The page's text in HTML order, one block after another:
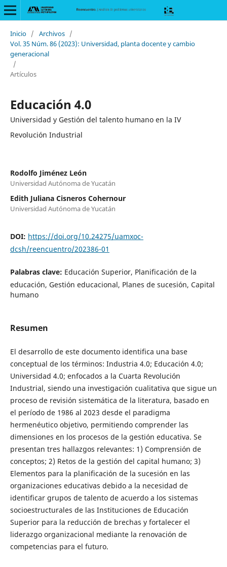
Inicio / Archivos /
Vol. 35 Núm. 86 (2023): Universidad, planta docente y cambio
generacional
/
Artículos
Educación 4.0
Universidad y Gestión del talento humano en la IV
Revolución Industrial
Rodolfo Jiménez León
Universidad Autónoma de Yucatán
Edith Juliana Cisneros Cohernour
Universidad Autónoma de Yucatán
DOI: https://doi.org/10.24275/uamxoc-
dcsh/reencuentro/202386-01
Palabras clave: Educación Superior, Planificación de la
educación, Gestión educacional, Planes de sucesión, Capital
humano
Resumen
El desarrollo de este documento identifica una base
conceptual de los términos: Industria 4.0; Educación 4.0;
Universidad 4.0; enfocados a la Cuarta Revolución
Industrial, siendo una investigación cualitativa que sigue un
proceso de revisión sistemática de la literatura, basado en
el período de 1986 al 2023 desde el paradigma
hermenéutico objetivo, permitiendo comprender las
dimensiones en los procesos de la gestión educativa. Se
presentan tres hallazgos relevantes: 1) Comprensión de
conceptos; 2) Retos de la gestión del capital humano; 3)
Elementos para la planificación de la sucesión en las
organizaciones educativas debido a la necesidad de
identificar grupos de talento de acuerdo a los sistemas
socioestructurales de las Instituciones de Educación
Superior para la reducción de brechas y fortalecer el
liderazgo organizacional mediante la renovación de
competencias para el futuro.